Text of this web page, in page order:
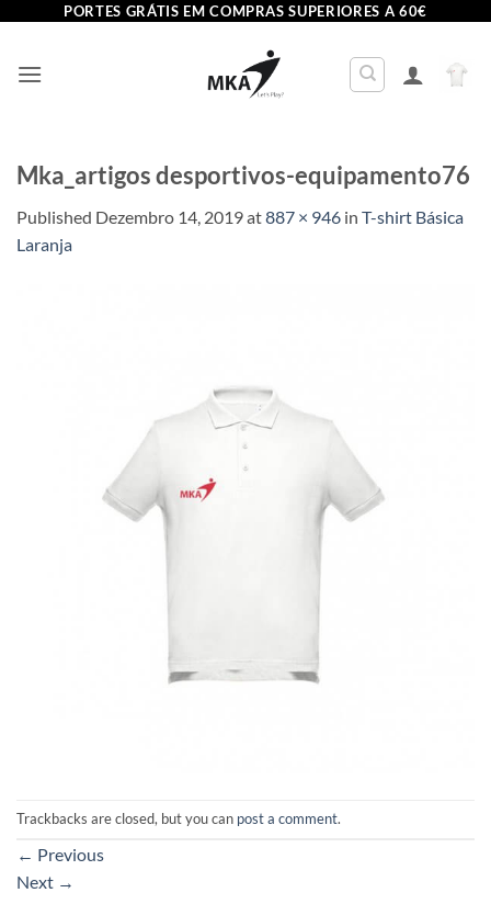
content
PORTES GRÁTIS EM COMPRAS SUPERIORES A 60€
Mka_artigos desportivos-equipamento76
Published Dezembro 14, 2019at887 × 946 in T-shirt Básica
Laranja
Trackbacks are closed, but you can post a comment.
← Previous
Next →